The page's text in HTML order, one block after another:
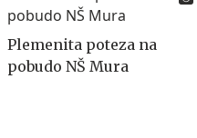
Plemenita poteza na
pobudo NŠ Mura